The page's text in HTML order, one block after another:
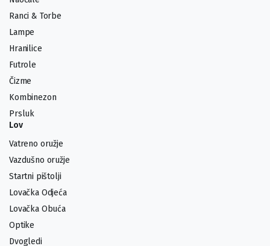
Ranci & Torbe
Lampe
Hranilice
Futrole
Čizme
Kombinezon
Prsluk
Lov
Vatreno oružje
Vazdušno oružje
Startni pištolji
Lovačka Odjeća
Lovačka Obuća
Optike
Dvogledi